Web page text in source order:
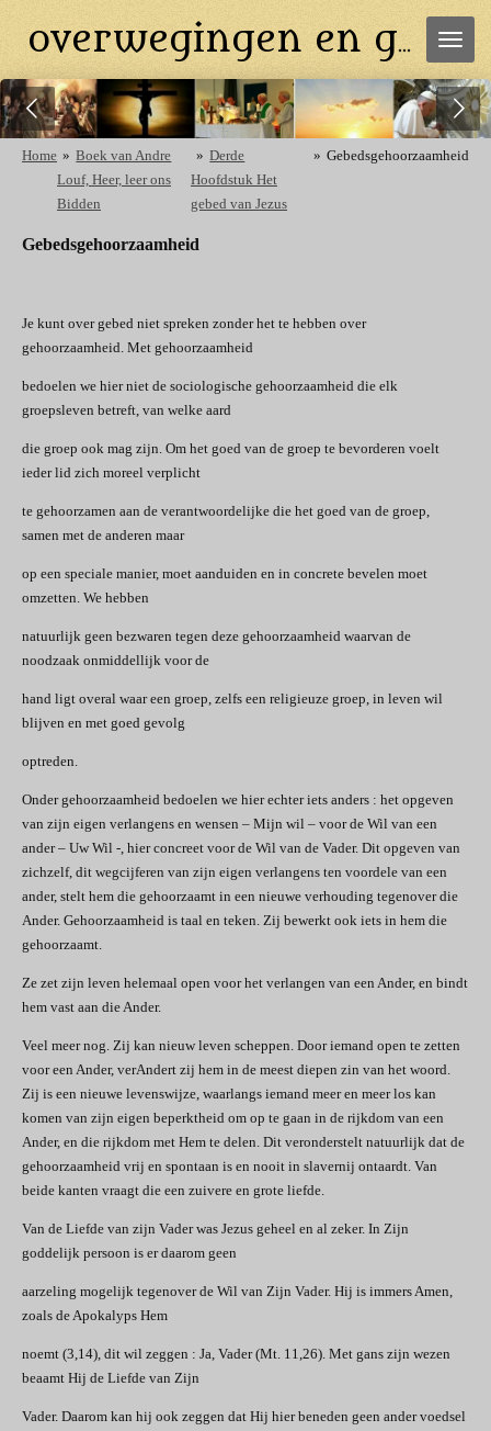
direct
de
hoofdinhoud
overwegingen en gebeden
Home » Boek van Andre
Louf, Heer, leer ons
Bidden
» Derde
Hoofdstuk Het
gebed van Jezus
» Gebedsgehoorzaamheid
Gebedsgehoorzaamheid
Je kunt over gebed niet spreken zonder het te hebben over
gehoorzaamheid. Met gehoorzaamheid
bedoelen we hier niet de sociologische gehoorzaamheid die elk
groepsleven betreft, van welke aard
die groep ook mag zijn. Om het goed van de groep te bevorderen voelt
ieder lid zich moreel verplicht
te gehoorzamen aan de verantwoordelijke die het goed van de groep,
samen met de anderen maar
op een speciale manier, moet aanduiden en in concrete bevelen moet
omzetten. We hebben
natuurlijk geen bezwaren tegen deze gehoorzaamheid waarvan de
noodzaak onmiddellijk voor de
hand ligt overal waar een groep, zelfs een religieuze groep, in leven wil
blijven en met goed gevolg
optreden.
Onder gehoorzaamheid bedoelen we hier echter iets anders : het opgeven
van zijn eigen verlangens en wensen – Mijn wil – voor de Wil van een
ander – Uw Wil -, hier concreet voor de Wil van de Vader. Dit opgeven van
zichzelf, dit wegcijferen van zijn eigen verlangens ten voordele van een
ander, stelt hem die gehoorzaamt in een nieuwe verhouding tegenover die
Ander. Gehoorzaamheid is taal en teken. Zij bewerkt ook iets in hem die
gehoorzaamt.
Ze zet zijn leven helemaal open voor het verlangen van een Ander, en bindt
hem vast aan die Ander.
Veel meer nog. Zij kan nieuw leven scheppen. Door iemand open te zetten
voor een Ander, verAndert zij hem in de meest diepen zin van het woord.
Zij is een nieuwe levenswijze, waarlangs iemand meer en meer los kan
komen van zijn eigen beperktheid om op te gaan in de rijkdom van een
Ander, en die rijkdom met Hem te delen. Dit veronderstelt natuurlijk dat de
gehoorzaamheid vrij en spontaan is en nooit in slavernij ontaardt. Van
beide kanten vraagt die een zuivere en grote liefde.
Van de Liefde van zijn Vader was Jezus geheel en al zeker. In Zijn
goddelijk persoon is er daarom geen
aarzeling mogelijk tegenover de Wil van Zijn Vader. Hij is immers Amen,
zoals de Apokalyps Hem
noemt (3,14), dit wil zeggen : Ja, Vader (Mt. 11,26). Met gans zijn wezen
beaamt Hij de Liefde van Zijn
Vader. Daarom kan hij ook zeggen dat Hij hier beneden geen ander voedsel